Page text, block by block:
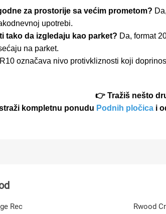
za prostorije sa većim prometom?
upotrebi.
tako da izgledaju kao parket? Da, format
na parket.
R10 označava nivo protivkliznosti koji
👉 Tražiš nešto
kompletnu ponudu Podnih pločica i
Rec
Rwood